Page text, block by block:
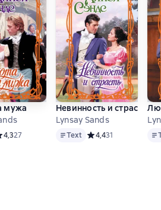
30 оценок
мужа
рейтинг 4,3 на основе 27 оценок
4,327
Невинность и страсть
Lynsay Sands
TextText Средний рейтинг 4,4
4,431